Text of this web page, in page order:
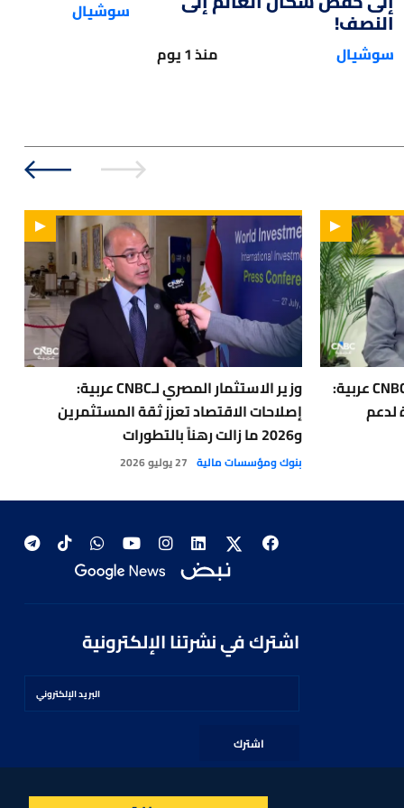
النصف!
سوشيال منذ 1 يوم
سوشيال
مساعد وزير الصناعة المصري لـ CNBC عربية:
لدعم
وزير الاستثمار المصري لـCNBC عربية:
إصلاحات الاقتصاد تعزز ثقة المستثمرين
و2026 ما زالت رهناً بالتطورات
بنوك ومؤسسات مالية 27 يوليو 2026
اشترك في نشرتنا الإلكترونية
اشترك